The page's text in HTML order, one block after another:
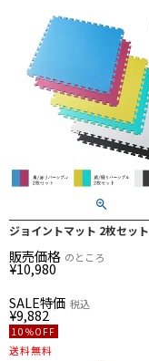
ジョイントマット 2枚セット
販売価格
¥10,980
のところ
SALE特価
¥9,882
税込
10％OFF
送料無料